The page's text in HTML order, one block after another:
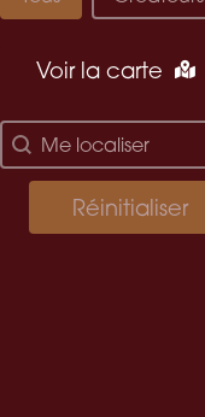
Voir la carte
localisez-moi
Géolocalisation
Réinitialiser